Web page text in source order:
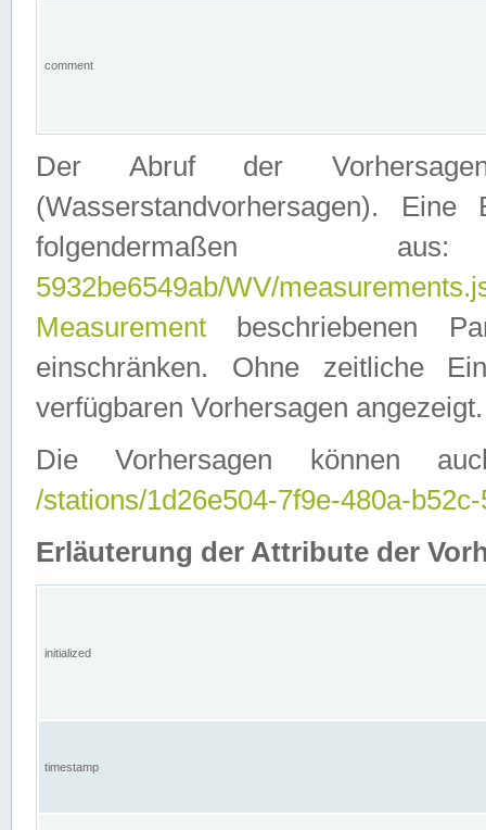
comment
Der Abruf der
(Wasserstandvorhersagen).
folgendermaßen
5932be6549ab/WV/
Measurement beschriebenen
einschränken. Ohne zeitliche
verfügbaren Vorhersagen angezeigt.
Die Vorhersagen können
/stations/1d26e504-7f9e-480a-
Erläuterung der Attribute der
initialized
timestamp